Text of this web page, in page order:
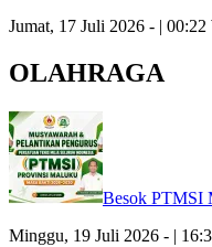
Jumat, 17 Juli 2026 - |
OLAHRAGA
Besok PTMSI
Minggu, 19 Juli 2026 - |